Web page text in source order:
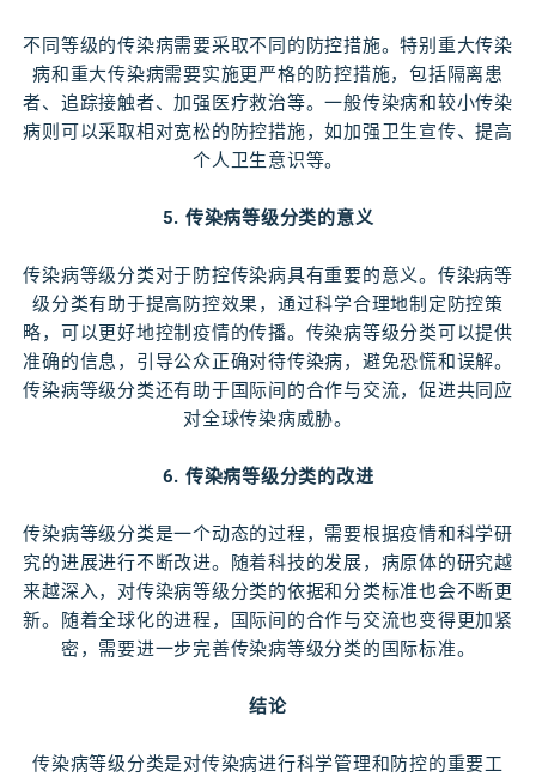
不同等级的传染病需要采取不同的防控措施。特别重大传染
病和重大传染病需要实施更严格的防控措施，包括隔离患
者、追踪接触者、加强医疗救治等。一般传染病和较小传染
病则可以采取相对宽松的防控措施，如加强卫生宣传、提高
个人卫生意识等。
5. 传染病等级分类的意义
传染病等级分类对于防控传染病具有重要的意义。传染病等
级分类有助于提高防控效果，通过科学合理地制定防控策
略，可以更好地控制疫情的传播。传染病等级分类可以提供
准确的信息，引导公众正确对待传染病，避免恐慌和误解。
传染病等级分类还有助于国际间的合作与交流，促进共同应
对全球传染病威胁。
6. 传染病等级分类的改进
传染病等级分类是一个动态的过程，需要根据疫情和科学研
究的进展进行不断改进。随着科技的发展，病原体的研究越
来越深入，对传染病等级分类的依据和分类标准也会不断更
新。随着全球化的进程，国际间的合作与交流也变得更加紧
密，需要进一步完善传染病等级分类的国际标准。
结论
传染病等级分类是对传染病进行科学管理和防控的重要工